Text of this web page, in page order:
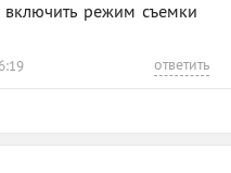
режим съемки
ответить